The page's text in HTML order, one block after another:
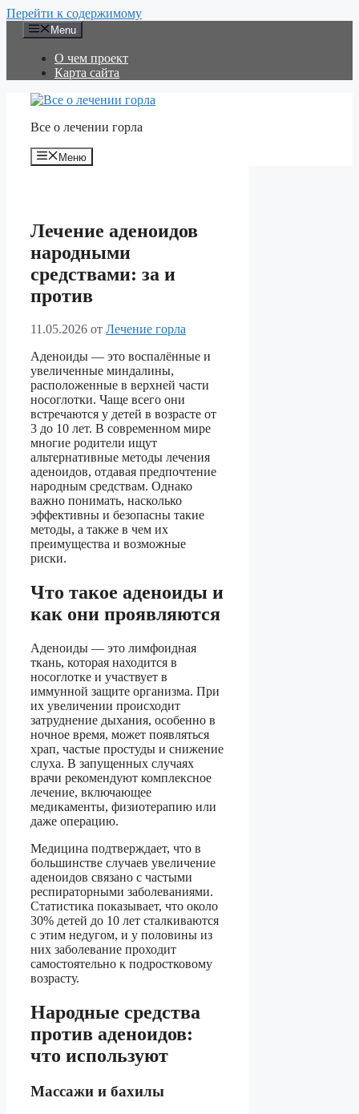
Перейти к содержимому
Menu
О чем проект
Карта сайта
Все о лечении горла
Меню
Лечение аденоидов
народными
средствами: за и
против
11.05.2026 от Лечение горла
Аденоиды — это воспалённые и
увеличенные миндалины,
расположенные в верхней части
носоглотки. Чаще всего они
встречаются у детей в возрасте от
3 до 10 лет. В современном мире
многие родители ищут
альтернативные методы лечения
аденоидов, отдавая предпочтение
народным средствам. Однако
важно понимать, насколько
эффективны и безопасны такие
методы, а также в чем их
преимущества и возможные
риски.
Что такое аденоиды и
как они проявляются
Аденоиды — это лимфоидная
ткань, которая находится в
носоглотке и участвует в
иммунной защите организма. При
их увеличении происходит
затруднение дыхания, особенно в
ночное время, может появляться
храп, частые простуды и снижение
слуха. В запущенных случаях
врачи рекомендуют комплексное
лечение, включающее
медикаменты, физиотерапию или
даже операцию.
Медицина подтверждает, что в
большинстве случаев увеличение
аденоидов связано с частыми
респираторными заболеваниями.
Статистика показывает, что около
30% детей до 10 лет сталкиваются
с этим недугом, и у половины из
них заболевание проходит
самостоятельно к подростковому
возрасту.
Народные средства
против аденоидов:
что используют
Массажи и бахилы